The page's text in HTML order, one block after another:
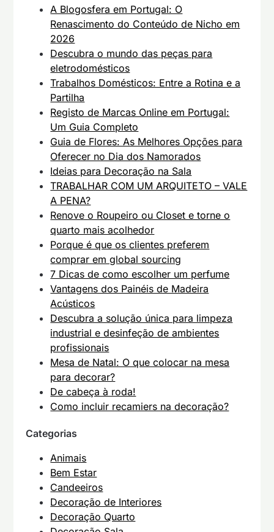
A Blogosfera em Portugal: O
Renascimento do Conteúdo de Nicho em
2026
Descubra o mundo das peças para
eletrodomésticos
Trabalhos Domésticos: Entre a Rotina e a
Partilha
Registo de Marcas Online em Portugal:
Um Guia Completo
Guia de Flores: As Melhores Opções para
Oferecer no Dia dos Namorados
Ideias para Decoração na Sala
TRABALHAR COM UM ARQUITETO – VALE
A PENA?
Renove o Roupeiro ou Closet e torne o
quarto mais acolhedor
Porque é que os clientes preferem
comprar em global sourcing
7 Dicas de como escolher um perfume
Vantagens dos Painéis de Madeira
Acústicos
Descubra a solução única para limpeza
industrial e desinfeção de ambientes
profissionais
Mesa de Natal: O que colocar na mesa
para decorar?
De cabeça à roda!
Como incluir recamiers na decoração?
Categorias
Animais
Bem Estar
Candeeiros
Decoração de Interiores
Decoração Quarto